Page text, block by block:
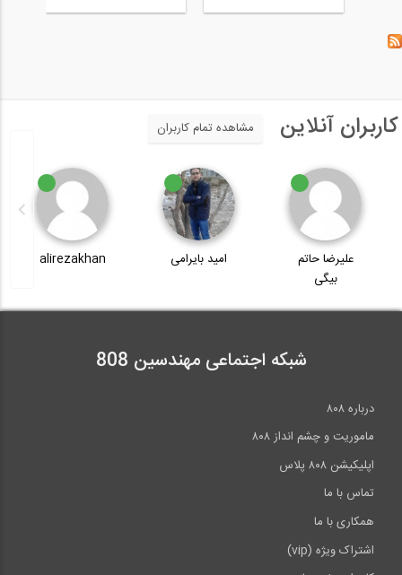
کاربران آنلاین مشاهده تمام کاربران
امید بایرامی alirezakhan
محمدامین
شبکه اجتماعی مهندسین 808
درباره ۸۰۸
ماموریت و چشم انداز ۸۰۸
اپلیکیشن ۸۰۸ پلاس
تماس با ما
همکاری با ما
اشتراک ویژه (vip)